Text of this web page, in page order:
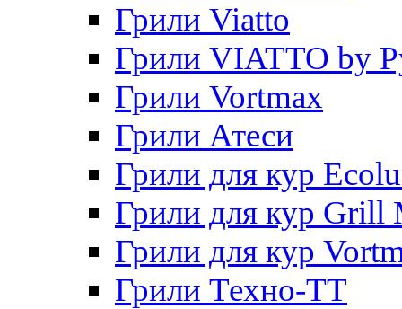
Грили Viatto
Грили VIATTO by
Грили Vortmax
Грили Атеси
Грили для кур
Грили для кур Grill
Грили для кур
Грили Техно-ТТ